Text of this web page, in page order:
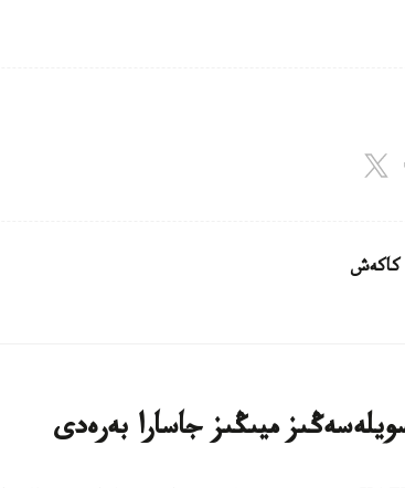
كاكەش
ميىڭىز جاسارا بەرەدى